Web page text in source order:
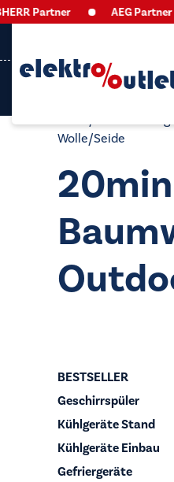
Partner AEG Partner
/ Produkt
Wolle/​Seide
BESTSELLER
Geschirrspüler
Kühlgeräte Stand
Kühlgeräte Einbau
Gefriergeräte